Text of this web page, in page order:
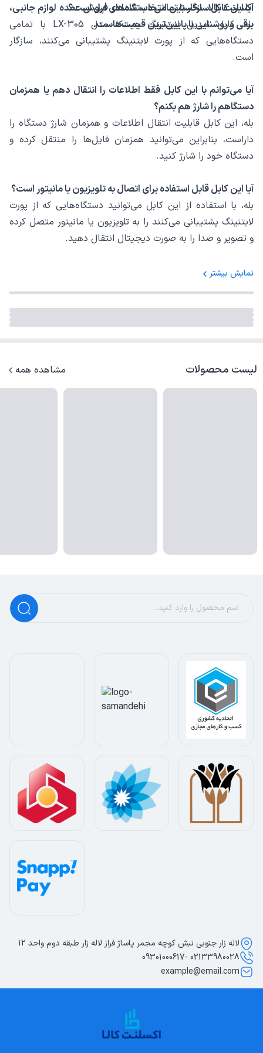
اکسلنت کالا، نخستین انتخاب شما در فروش عمده لوازم جانبی،
برقی و روشنایی با پایین‌ترین قیمت‌هاست.
آیا این کابل سازگار با تمامی دستگاه‌های اپل است؟
بله، کابل تبدیل لایتنینگ هیسکا مدل LX-305 با تمامی
دستگاه‌هایی که از پورت لایتنینگ پشتیبانی می‌کنند، سازگار
است.
آیا می‌توانم با این کابل فقط اطلاعات را انتقال دهم یا همزمان
دستگاهم را شارژ هم بکنم؟
بله، این کابل قابلیت انتقال اطلاعات و همزمان شارژ دستگاه را
داراست، بنابراین می‌توانید همزمان فایل‌ها را منتقل کرده و
دستگاه خود را شارژ کنید.
آیا این کابل قابل استفاده برای اتصال به تلویزیون یا مانیتور است؟
بله، با استفاده از این کابل می‌توانید دستگاه‌هایی که از پورت
لایتنینگ پشتیبانی می‌کنند را به تلویزیون یا مانیتور متصل کرده
و تصویر و صدا را به صورت دیجیتال انتقال دهید.
آیا این کابل قابل حمل است؟
خود ببرید.
نمایش بیشتر
لیست محصولات مشاهده همه
لاله زار جنوبی نبش کوچه مجمر پاساژ فراز لاله زار طبقه دوم واحد 12
02133980028 -09301000617
example@email.com